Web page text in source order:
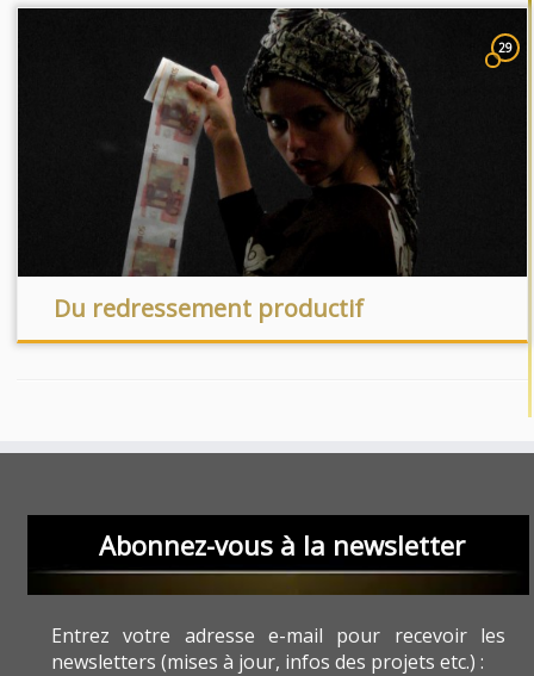
29
Du redressement productif
Abonnez-vous à la newsletter
Entrez votre adresse e-mail pour recevoir les
newsletters (mises à jour, infos des projets etc.) :